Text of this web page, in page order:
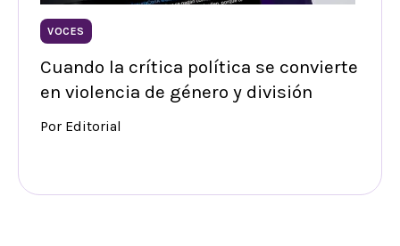
VOCES
Cuando la crítica política se convierte
en violencia de género y división
Por Editorial